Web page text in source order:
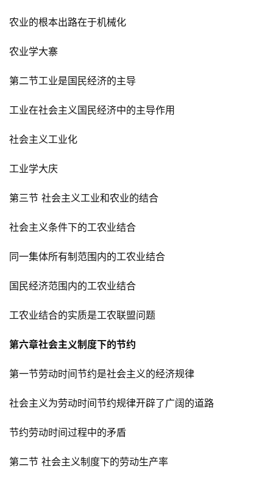
农业的根本出路在于机械化
农业学大寨
第二节工业是国民经济的主导
工业在社会主义国民经济中的主导作用
社会主义工业化
工业学大庆
第三节 社会主义工业和农业的结合
社会主义条件下的工农业结合
同一集体所有制范围内的工农业结合
国民经济范围内的工农业结合
工农业结合的实质是工农联盟问题
第六章社会主义制度下的节约
第一节劳动时间节约是社会主义的经济规律
社会主义为劳动时间节约规律开辟了广阔的道路
节约劳动时间过程中的矛盾
第二节 社会主义制度下的劳动生产率